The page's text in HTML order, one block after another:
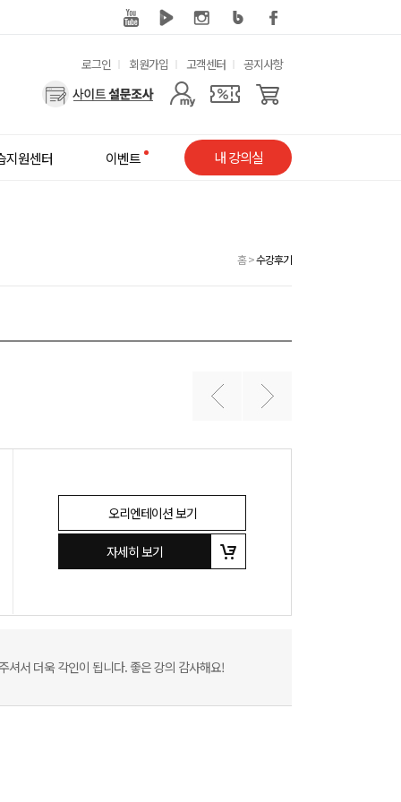
유
용
로그인 회원가입 고객센터 공지사항
사
메
지원센터 이벤트 내 강의실
홈>수강후기
오리엔테이션 보기
자세히 보기
셔서 더욱 각인이 됩니다. 좋은 강의 감사해요!